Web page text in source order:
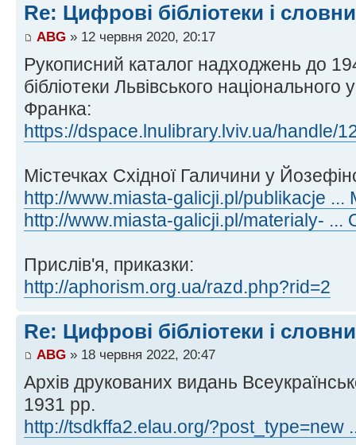
Re: Цифрові бібліотеки і
ABG » 12 червня 2020, 20:17
Рукописний каталог надходжень до
бібліотеки Львівського національного
Франка:
https://dspace.lnulibrary.lviv.ua/handle/
Містечках Східної Галичини у
http://www.miasta-galicji.pl/publikacje ...
http://www.miasta-galicji.pl/materialy- ...
Прислів'я, приказки:
http://aphorism.org.ua/razd.php?rid=2
Re: Цифрові бібліотеки і
ABG » 18 червня 2022, 20:47
Архів друкованих видань
1931 рр.
http://tsdkffa2.elau.org/?post_type=new